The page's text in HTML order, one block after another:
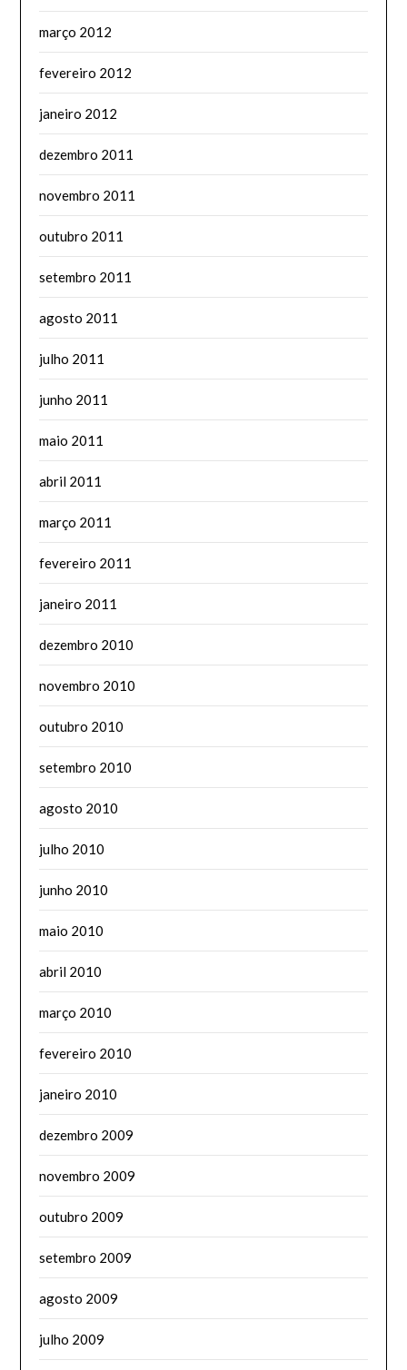
março 2012
fevereiro 2012
janeiro 2012
dezembro 2011
novembro 2011
outubro 2011
setembro 2011
agosto 2011
julho 2011
junho 2011
maio 2011
abril 2011
março 2011
fevereiro 2011
janeiro 2011
dezembro 2010
novembro 2010
outubro 2010
setembro 2010
agosto 2010
julho 2010
junho 2010
maio 2010
abril 2010
março 2010
fevereiro 2010
janeiro 2010
dezembro 2009
novembro 2009
outubro 2009
setembro 2009
agosto 2009
julho 2009